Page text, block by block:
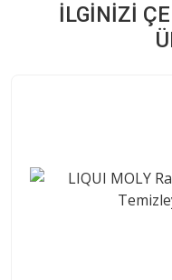
İLGINIZI